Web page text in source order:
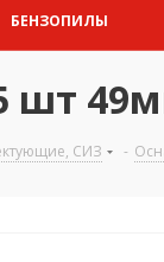
БЕНЗОПИЛЫ
шт
СИЗ -